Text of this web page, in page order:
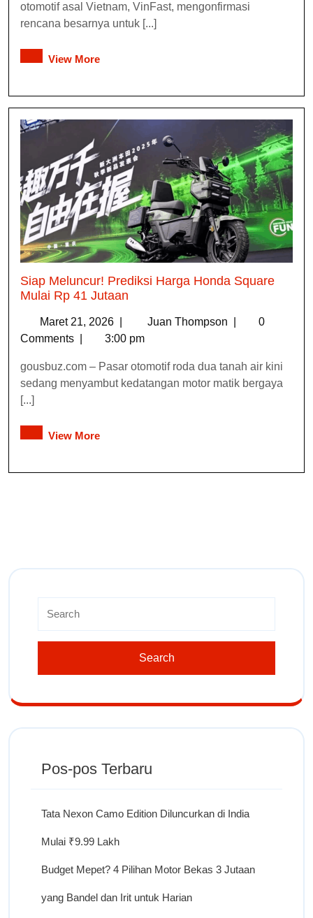
otomotif asal Vietnam, VinFast, mengonfirmasi
rencana besarnya untuk [...]
View More
Siap Meluncur! Prediksi Harga Honda Square
Mulai Rp 41 Jutaan
Maret 21, 2026 Juan Thompson
0
Comments
3:00 pm
gousbuz.com – Pasar otomotif roda dua tanah air kini
sedang menyambut kedatangan motor matik bergaya
[...]
View More
Pos-pos Terbaru
Tata Nexon Camo Edition Diluncurkan di India
Mulai ₹9.99 Lakh
Budget Mepet? 4 Pilihan Motor Bekas 3 Jutaan
yang Bandel dan Irit untuk Harian